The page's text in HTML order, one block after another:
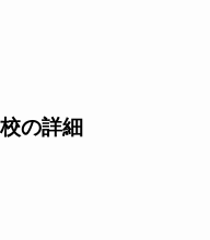
の詳細